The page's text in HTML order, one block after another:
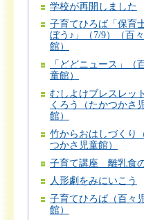
学校が再開しました
子育てひろば「保育
ぼう♪」（7/9）（百
館）
「どどニュース」（
童館）
むしよけブレスレッ
くろう（たかつかさ
館）
竹からおはしづくり
つかさ児童館）
子育て講座 離乳食
人形劇をみにいこう
子育てひろば（百々
館）